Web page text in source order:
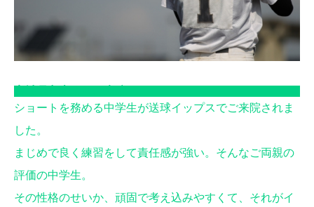
ショートを務める中学生が送球イップスでご来院されま
した。
まじめで良く練習をして責任感が強い。そんなご両親の
評価の中学生。
その性格のせいか、頑固で考え込みやすくて、それがイ